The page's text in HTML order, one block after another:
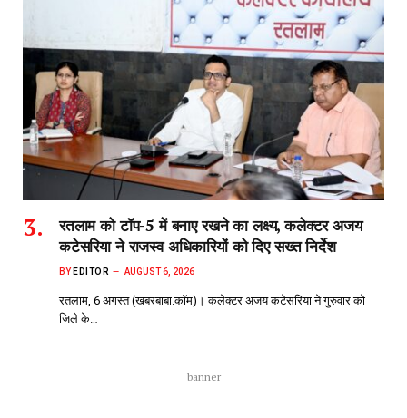
रतलाम को टॉप-5 में बनाए रखने का लक्ष्य, कलेक्टर अजय
कटेसरिया ने राजस्व अधिकारियों को दिए सख्त निर्देश
BY EDITOR AUGUST 6, 2026
रतलाम, 6 अगस्त (खबरबाबा.कॉम)। कलेक्टर अजय कटेसरिया ने गुरुवार को
जिले के…
banner